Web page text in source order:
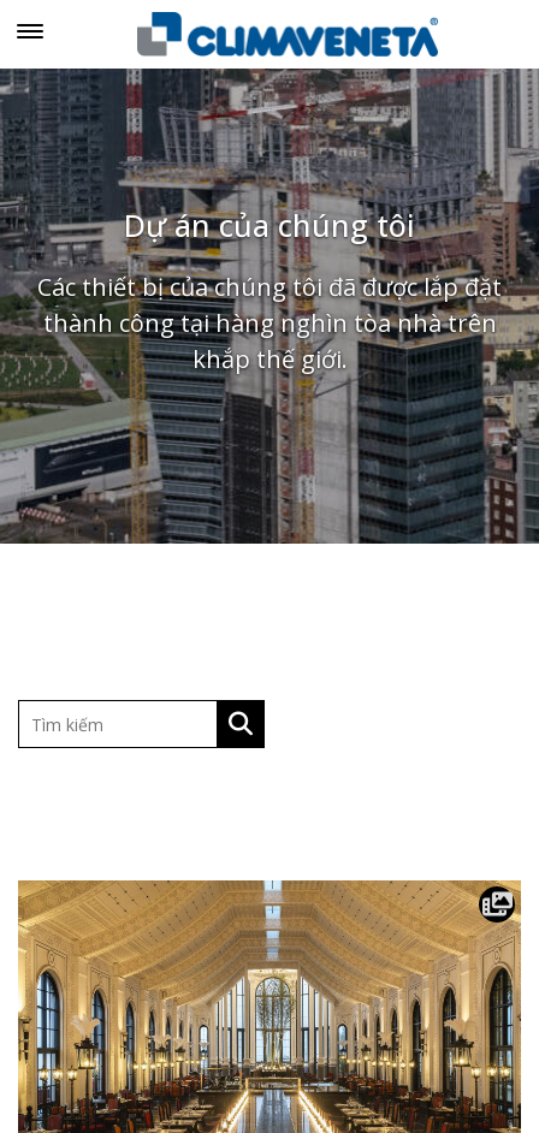
Dự án của chúng tôi
Các thiết bị của chúng tôi đã được lắp đặt
thành công tại hàng nghìn tòa nhà trên
khắp thế giới.